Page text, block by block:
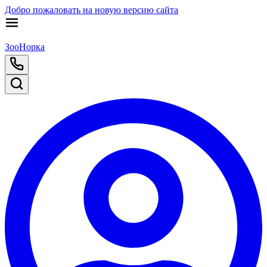
Добро пожаловать на новую версию сайта
ЗооНорка